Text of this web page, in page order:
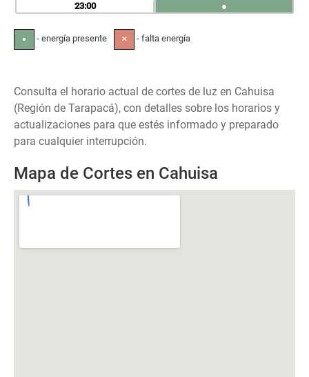
23
●
● - energía presente ✕ - falta energía
Consulta el horario actual de cortes de luz en Cahuisa
(Región de Tarapacá), con detalles sobre los horarios y
actualizaciones para que estés informado y preparado
para cualquier interrupción.
Mapa de Cortes en Cahuisa